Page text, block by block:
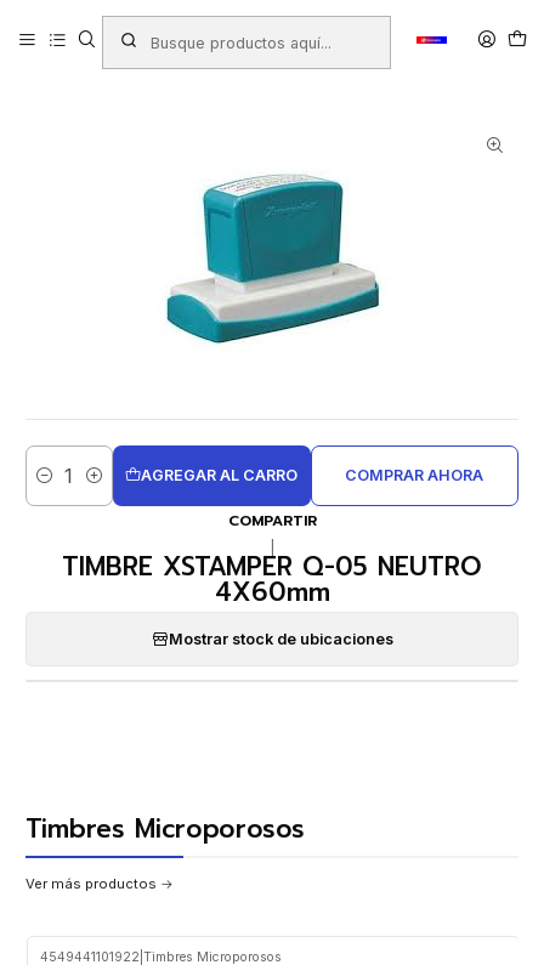
Productos TIMBRES - TAMPONES - TINTAS
Timbres Personalizados Microporosos Timbres Microporosos
TIMBRE XSTAMPER Q-05 NEUTRO 4X60mm
Cantidad
AGREGAR AL CARRO COMPRAR AHORA
COMPARTIR
TIMBRE XSTAMPER Q-05 NEUTRO
4X60mm
Mostrar stock de ubicaciones
Timbres Microporosos
Ver más productos
4549441101922 Timbres Microporosos